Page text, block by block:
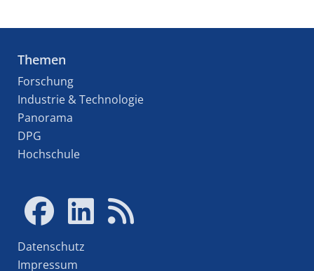
Themen
Forschung
Industrie & Technologie
Panorama
DPG
Hochschule
Datenschutz
Impressum